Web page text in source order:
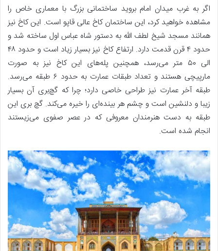
اگر به غرب میدان امام بروید ساختمانی بزرگ با معماری خاص را
مشاهده خواهید کرد، این ساختمان کاخ عالی قاپو است. این کاخ نیز
همانند مسجد شیخ لطف الله به دستور شاه عباس اول ساخته شد و
حدود ۴ قرن قدمت دارد. ارتفاع کاخ نیز بسیار زیاد است و حدود ۴۸
الی ۵۰ متر می‌رسد، همچنین پله‌های این کاخ نیز به صورت
مارپیچی هستند و تعداد طبقات عمارت به حدود ۶ طبقه می‌رسد.
طبقه آخر عمارت نیز طراحی خاصی دارد؛ چرا که گچ‌بری آن بسیار
زیبا و دلنشین است و چشم هر بینده‌ای را خیره می‌کند. گچ بری این
طبقه به دست هنرمندان معروفی که در عصر صفوی می‌زیستند
انجام شده است.